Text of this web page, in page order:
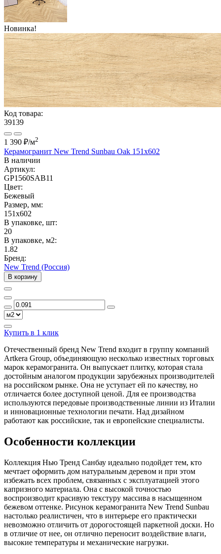
Новинка!
Код товара:
39139
1 390 ₽/м2
Керамогранит New Trend Sunbau Oak 151x602
В наличии
Артикул:
GP1560SAB11
Цвет:
Бежевый
Размер, мм:
151x602
В упаковке, шт:
20
В упаковке, м2:
1.82
Бренд:
New Trend (Россия)
В корзину
Купить в 1 клик
Отечественный бренд New Trend входит в группу компаний
Artkera Group, объединяющую несколько известных торговых
марок керамогранита. Он выпускает плитку, которая стала
достойным аналогом продукции зарубежных производителей
на российском рынке. Она не уступает ей по качеству, но
отличается более доступной ценой. Для ее производства
используются передовые производственные линии из Италии
и инновационные технологии печати. Над дизайном
работают как российские, так и европейские специалисты.
Особенности коллекции
Коллекция Нью Тренд Санбау идеально подойдет тем, кто
мечтает оформить дом натуральным деревом и при этом
избежать всех проблем, связанных с эксплуатацией этого
капризного материала. Она с высокой точностью
воспроизводит красивую текстуру массива в насыщенном
бежевом оттенке. Рисунок керамогранита New Trend Sunbau
настолько реалистичен, что в интерьере его практически
невозможно отличить от дорогостоящей паркетной доски. Но
в отличие от нее, он отлично переносит воздействие влаги,
высокие температуры и механические нагрузки.